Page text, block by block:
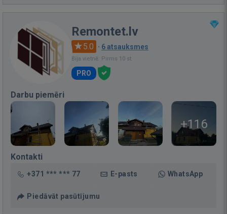
Remontet.lv
5.0 · 6 atsauksmes
Bija vietnē: Pirms 10 st.
PRO
Darbu piemēri
+116
Kontakti
+371 *** *** 77 E-pasts WhatsApp
Piedāvāt pasūtījumu